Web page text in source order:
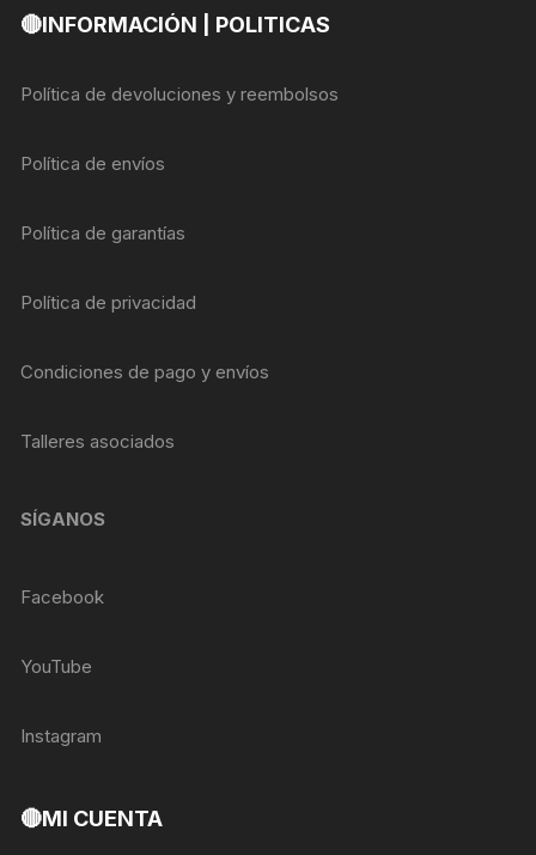
🔴INFORMACIÓN | POLITICAS
Política de devoluciones y reembolsos
Política de envíos
Política de garantías
Política de privacidad
Condiciones de pago y envíos
Talleres asociados
SÍGANOS
Facebook
YouTube
Instagram
🔴MI CUENTA